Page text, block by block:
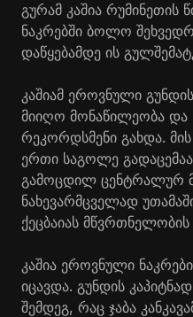
გურამ კაშია რუმინეთის
ნაკრებში ბოლო
დაწყებამდე ის
კაშიამ ეროვნული
მიიღო მონაწილეობა და
რეკორდსმენი გახდა.
ერთი საგოლე
გამოცდილ ცენტრალურ
ნახევარმცველად
ქეცბაიას
კაშია ეროვნული
იცავდა. გუნდის
შემდეგ, რაც ჯაბა